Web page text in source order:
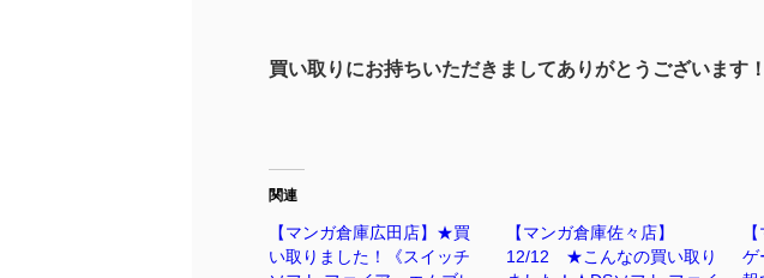
買い取りにお持ちいただきましてありがとうございます！
関連
【マンガ倉庫広田店】★買
い取りました！《スイッチ
【マンガ倉庫佐々店】
12/12 ★こんなの買い取り
ゲ